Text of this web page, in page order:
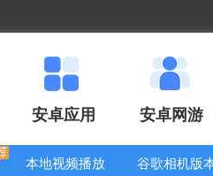
安卓应用 安卓网游
本地视频播放
谷歌相机版